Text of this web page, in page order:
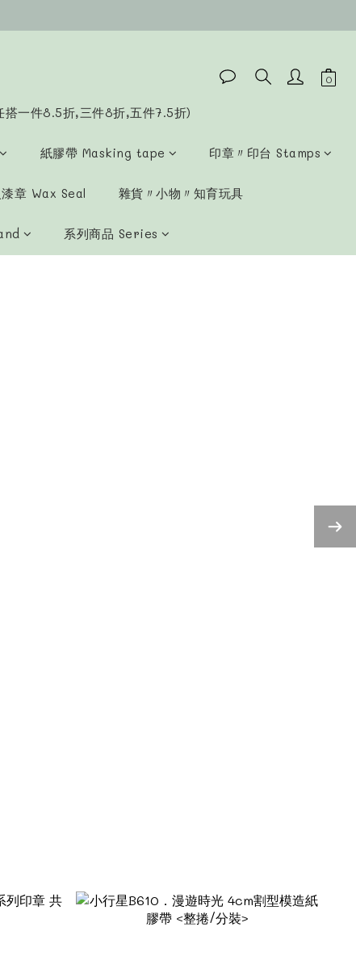
搭一件8.5折,三件8折,五件7.5折)
紙膠帶 Masking tape 印章〃印台 Stamps
章 Wax Seal 雜貨〃小物〃知育玩具
系列商品 Series